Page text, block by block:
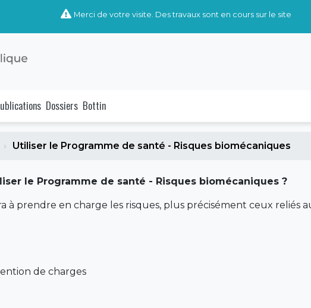
Merci de votre visite. Des travaux sont en cours sur le site
Dossiers Bottin
Utiliser le Programme de santé - Risques biomécaniques
le Programme de santé - Risques biomécaniques ?
à prendre en charge les risques, plus précisément ceux reliés
de charges